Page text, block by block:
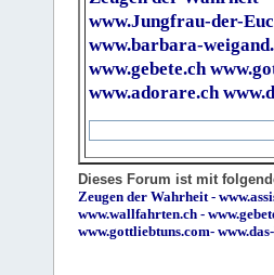
www.Jungfrau-der-
www.barbara-
www.gebete.ch
www.adorare.ch
Dieses Forum ist mit
Zeugen der Wahrheit-
www.wallfahrten.ch -
www.gottliebtuns.com-